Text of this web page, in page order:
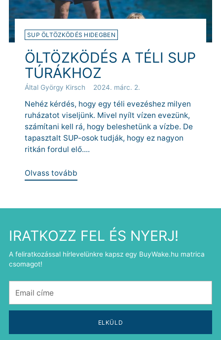
SUP ÖLTÖZKÖDÉS HIDEGBEN
ÖLTÖZKÖDÉS A TÉLI SUP
TÚRÁKHOZ
Által György Kirsch 2024. márc. 2.
Nehéz kérdés, hogy egy téli evezéshez milyen
ruházatot viseljünk. Mivel nyílt vízen evezünk,
számítani kell rá, hogy beleshetünk a vízbe. De
tapasztalt SUP-osok tudják, hogy ez nagyon
ritkán fordul elő....
Olvass tovább
IRATKOZZ FEL ÉS NYERJ!
A feliratkozással hírlevelünkre kapsz egy BuyWake.hu matrica
csomagot!
címe
ELKÜLD